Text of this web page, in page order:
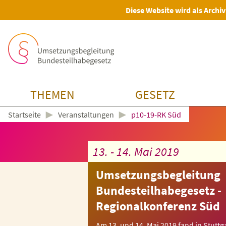
Diese Website wird als
THEMEN GESETZ
Startseite ► Veranstaltungen ► p10-19-RK Süd
13. - 14. Mai 2019
Umsetzungsbegleitung
Bundesteilhabegesetz -
Regionalkonferenz Süd